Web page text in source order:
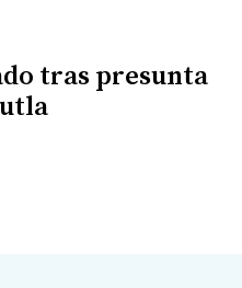
tras presunta